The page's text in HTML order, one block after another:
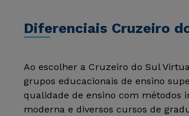
Diferenciais Cruzeiro
Ao escolher a Cruzeiro do Sul
grupos educacionais de ensino
qualidade de ensino com métodos
moderna e diversos cursos de